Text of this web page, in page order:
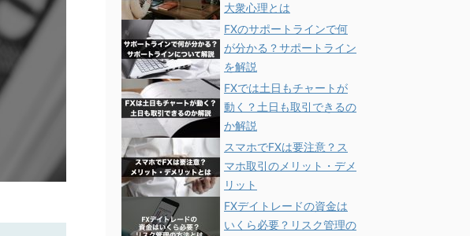
大衆心理とは
FXのサポートラインで何
が分かる？サポートライン
を解説
FXでは土日もチャートが
動く？土日も取引できるの
か解説
スマホでFXは要注意？ス
マホ取引のメリット・デメ
リット
FXデイトレードの資金は
いくら必要？リスク管理の